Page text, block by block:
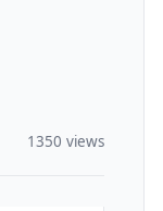
1350 views